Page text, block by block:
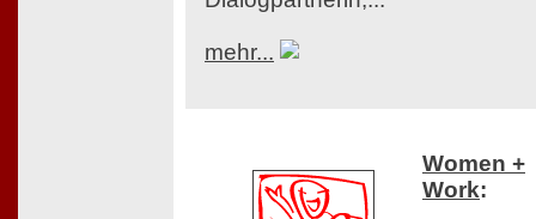
mehr...
Women +
Work: